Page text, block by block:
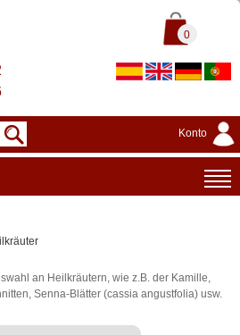
0
Konto
an Heilkräutern, wie z.B. der Kamille,
Senna-Blätter (cassia angustfolia) usw.